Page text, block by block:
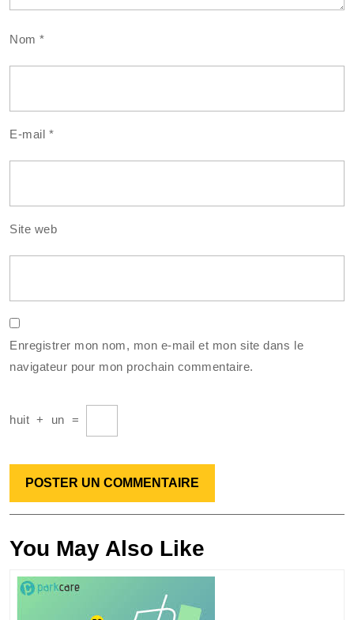
Nom*
E-mail *
Site web
Enregistrer mon nom, mon e-mail et mon site dans le
navigateur pour mon prochain commentaire.
huit + un =
You May Also Like